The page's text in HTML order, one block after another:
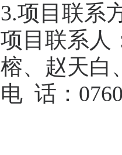
3.项目联系
项目联系人
榕、赵天白
电 话：